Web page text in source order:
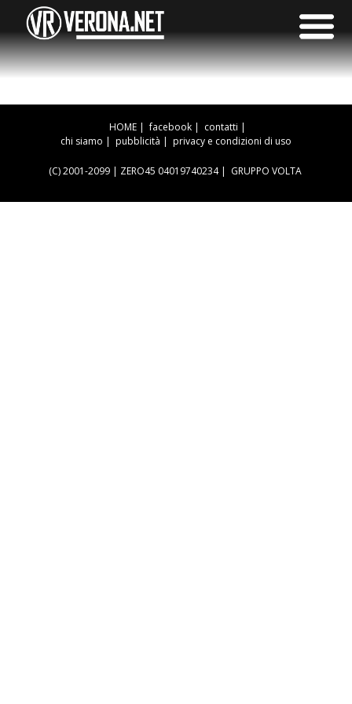
HOME | facebook | contatti |
chi siamo | pubblicità | privacy e condizioni di uso
(C) 2001-2099 | ZERO45 04019740234 | GRUPPO VOLTA